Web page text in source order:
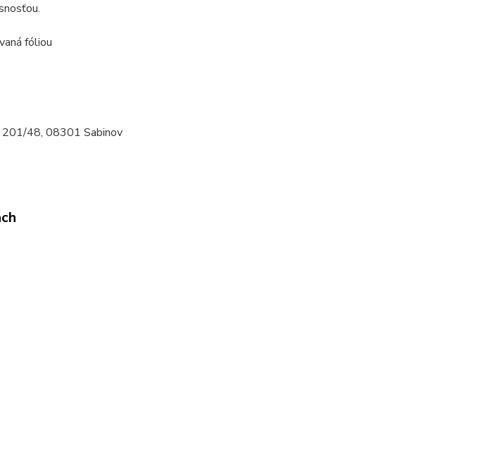
fóliou
201/48, 08301 Sabinov